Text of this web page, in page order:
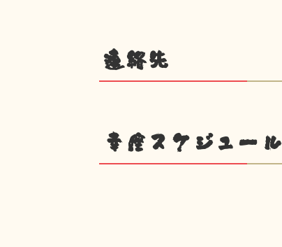
連絡先
幸座スケジュール